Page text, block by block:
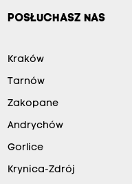
POSŁUCHASZ NAS
Kraków
Tarnów
Zakopane
Andrychów
Gorlice
Krynica-Zdrój